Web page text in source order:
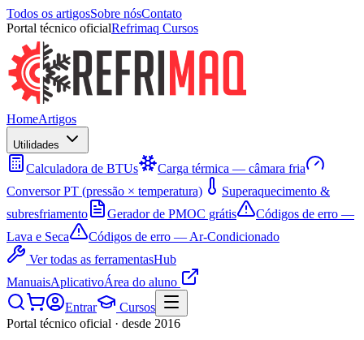
Todos os artigosSobre nósContato
Portal técnico oficialRefrimaq Cursos
HomeArtigos
Utilidades
Calculadora de BTUs
Carga térmica — câmara fria
Conversor PT (pressão × temperatura)
Superaquecimento &
subresfriamento
Gerador de PMOC grátis
Códigos de erro —
Lava e Seca
Códigos de erro — Ar-Condicionado
Ver todas as ferramentasHub
ManuaisAplicativoÁrea do aluno
Entrar
Cursos
Portal técnico oficial · desde 2016